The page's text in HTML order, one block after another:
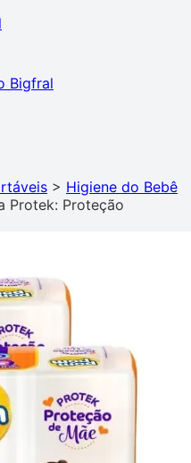
Bigfral
> Higiene do Bebê
Protek: Proteção